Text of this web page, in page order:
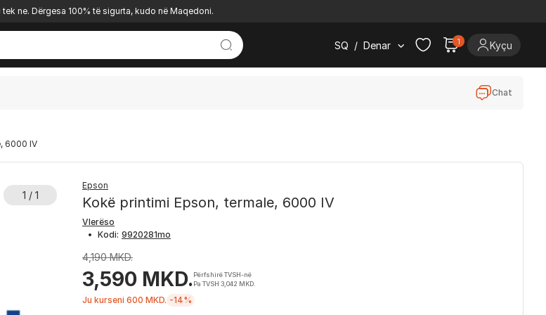
ne. Dërgesa 100% të sigurta, kudo në Maqedoni.
SQ / Denar 1 Kyçu
Chat
6000 IV
1 / 1
Epson
Kokë printimi Epson, termale, 6000 IV
Vlerëso
• Kodi:
4,190 MKD.
3,590 MKD.Përfshirë TVSH-në
Pa TVSH 3,042 MKD.
Ju kurseni 600 MKD. -14%